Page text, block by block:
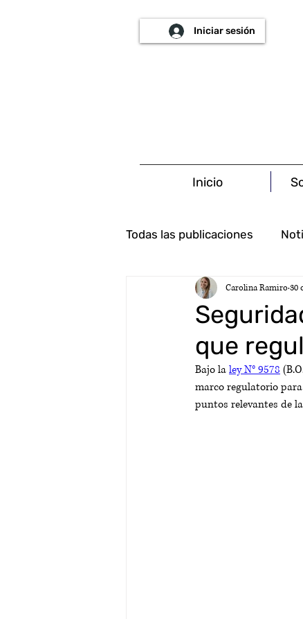
Iniciar sesión
Inicio
Todas las publicaciones
Ambiental Tributario
que
Carolina Ramiro30
Bajo la ley N° 9578
marco regulatorio
puntos relevantes de